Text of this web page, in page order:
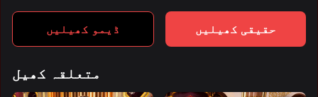
ڈیمو کھیلیں حقیقی کھیلیں
متعلقہ کھیل